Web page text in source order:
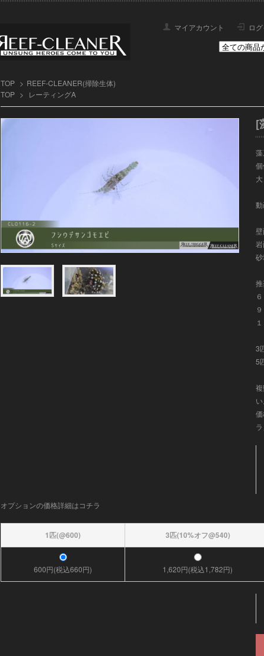
マイアカウント ロ
TOP > REEF-CLEANER(掃除生体)
TOP > レーティングA
[
3
5
オプションの価格詳細はコチラ
1匹(@600) 3匹(10%オフ@540)
600円(税込660円) 1,620円(税込1,782円)